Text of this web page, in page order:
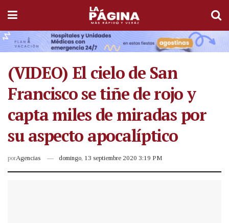
(VIDEO) El cielo de San
Francisco se tiñe de rojo y
capta miles de miradas por
su aspecto apocalíptico
porAgencias domingo, 13 septiembre 2020 3:19 PM